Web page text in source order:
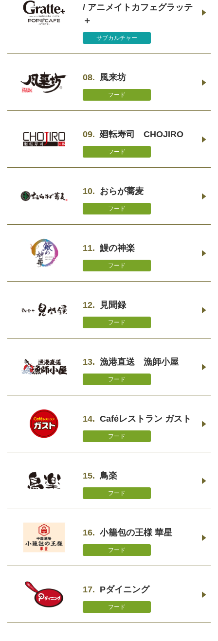
/ アニメイトカフェグラッテ
＋
サブカルチャー
08. 風来坊
フード
09. 廻転寿司 CHOJIRO
フード
10. おらが蕎麦
フード
11. 鰻の神楽
フード
12. 見聞録
フード
13. 漁港直送 漁師小屋
フード
14. Caféレストラン ガスト
フード
15. 鳥楽
フード
16. 小籠包の王様 華星
フード
17. Pダイニング
フード